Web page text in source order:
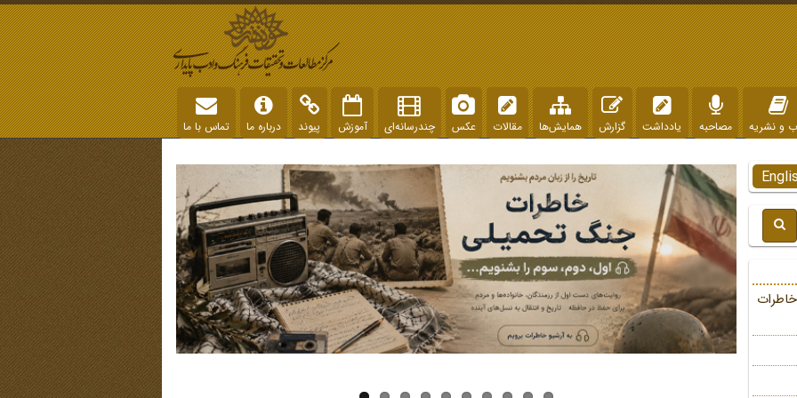
و نشریه مصاحبه یادداشت گزارش همایش‌ها مقالات عکس چندرسانه‌ای آموزش پیوند درباره ما تماس با ما
جزوه کامل کارگاه آموزش